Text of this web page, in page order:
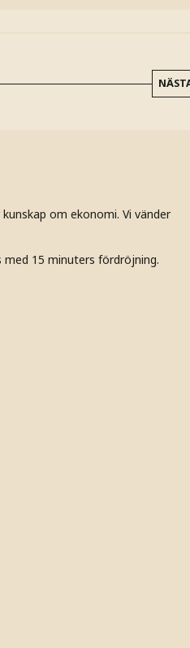
kunskap om ekonomi. Vi vänder
15 minuters fördröjning.